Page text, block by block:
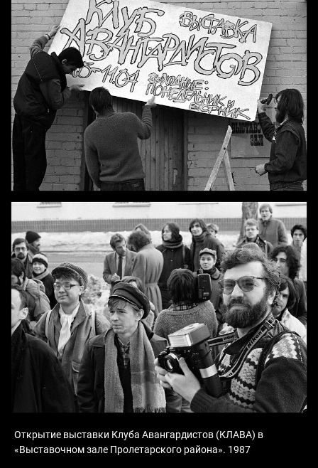
Открытие выставки Клуба Авангардистов (КЛАВА) в
«Выставочном зале Пролетарского района». 1987